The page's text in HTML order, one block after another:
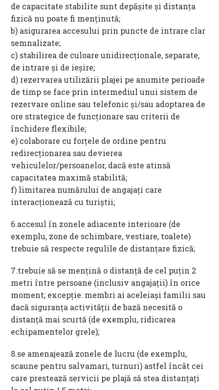
de capacitate stabilite sunt depășite și distanța
fizică nu poate fi menținută;
b) asigurarea accesului prin puncte de intrare clar
semnalizate;
c) stabilirea de culoare unidirecționale, separate,
de intrare și de ieșire;
d) rezervarea utilizării plajei pe anumite perioade
de timp se face prin intermediul unui sistem de
rezervare online sau telefonic și/sau adoptarea de
ore strategice de funcționare sau criterii de
închidere flexibile;
e) colaborare cu forțele de ordine pentru
redirecționarea sau devierea
vehiculelor/persoanelor, dacă este atinsă
capacitatea maximă stabilită;
f) limitarea numărului de angajați care
interacționează cu turiștii;
6.accesul în zonele adiacente interioare (de
exemplu, zone de schimbare, vestiare, toalete)
trebuie să respecte regulile de distanțare fizică;
7.trebuie să se mențină o distanță de cel puțin 2
metri între persoane (inclusiv angajații) în orice
moment; excepție: membri ai aceleiași familii sau
dacă siguranța activității de bază necesită o
distanță mai scurtă (de exemplu, ridicarea
echipamentelor grele);
8.se amenajează zonele de lucru (de exemplu,
scaune pentru salvamari, turnuri) astfel încât cei
care prestează servicii pe plajă să stea distanțați